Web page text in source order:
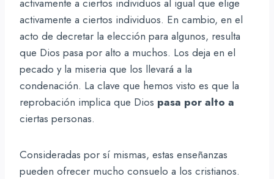
activamente a ciertos individuos al igual que elige
activamente a ciertos individuos. En cambio, en el
acto de decretar la elección para algunos, resulta
que Dios pasa por alto a muchos. Los deja en el
pecado y la miseria que los llevará a la
condenación. La clave que hemos visto es que la
reprobación implica que Dios pasa por alto a
ciertas personas.
Consideradas por sí mismas, estas enseñanzas
pueden ofrecer mucho consuelo a los cristianos.